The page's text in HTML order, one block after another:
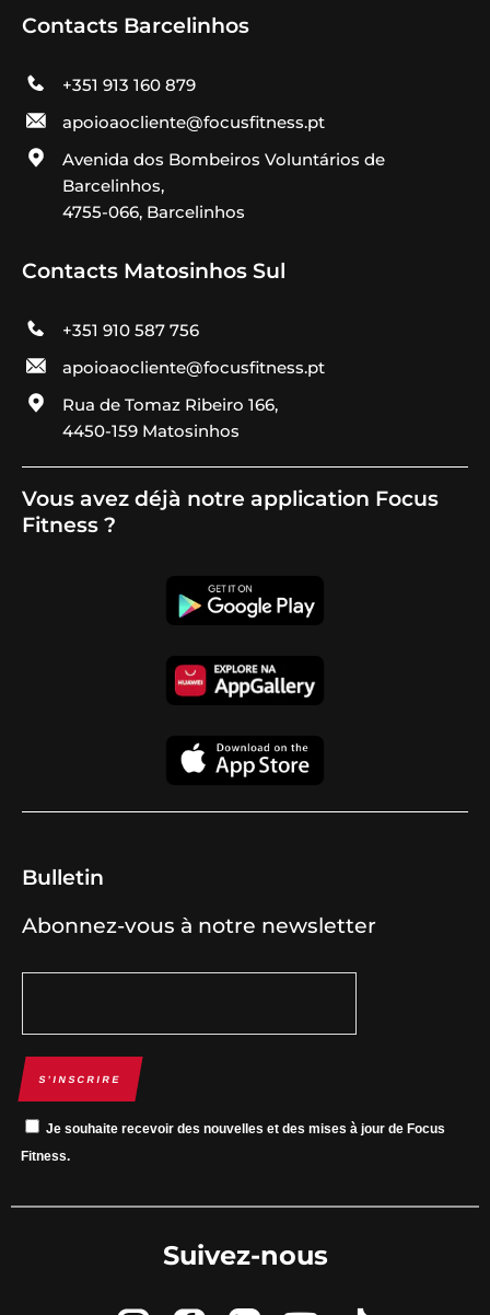
Contacts Barcelinhos
+351 913 160 879
apoioaocliente@focusfitness.pt
Avenida dos Bombeiros Voluntários de
Barcelinhos,
4755-066, Barcelinhos
Contacts Matosinhos Sul
+351 910 587 756
apoioaocliente@focusfitness.pt
Rua de Tomaz Ribeiro 166,
4450-159 Matosinhos
Vous avez déjà notre application Focus
Fitness ?
Bulletin
Abonnez-vous à notre newsletter
S’INSCRIRE
Je souhaite recevoir des nouvelles et des mises à jour de Focus
Fitness.
Suivez-nous